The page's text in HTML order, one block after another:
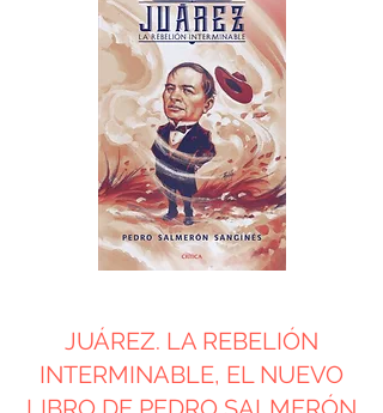
JUÁREZ. LA REBELIÓN
INTERMINABLE, EL NUEVO